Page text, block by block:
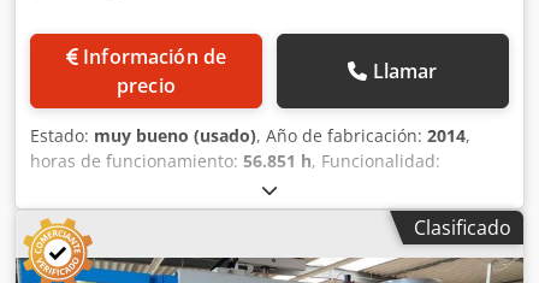
Información de
precio
Llamar
Estado: muy bueno (usado), Año de fabricación: 2014,
horas de funcionamiento: 56.851 h, Funcionalidad:
, fuerza de sujeción:
diámetro del tornillo:25 mm, volumen de desplazamiento:
86 cm³, presión de inyección:
, altura del molde
(mín.):200 mm, golpe de apertura:450 mm, peso total:
Clasificado